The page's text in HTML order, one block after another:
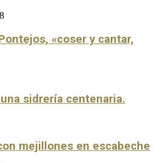
«coser y cantar,
sidrería centenaria.
mejillones en escabeche